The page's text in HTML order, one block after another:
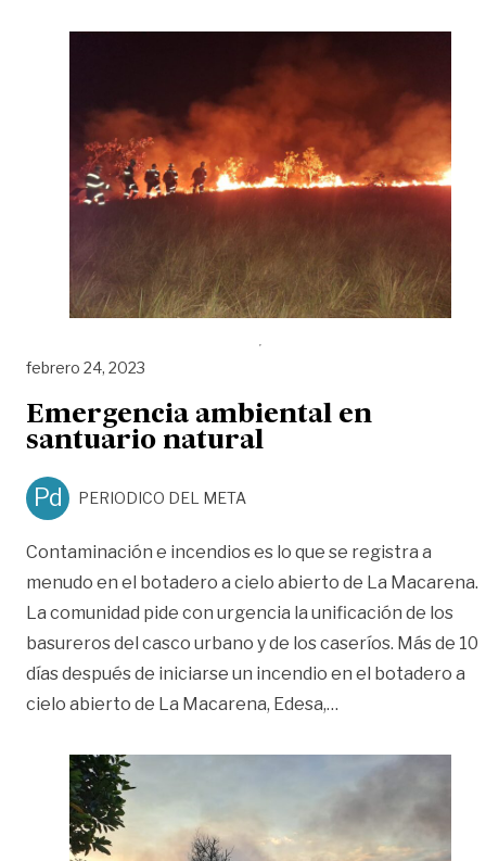
febrero 24, 2023
Emergencia ambiental en
santuario natural
Pd PERIODICO DEL META
Contaminación e incendios es lo que se registra a
menudo en el botadero a cielo abierto de La Macarena.
La comunidad pide con urgencia la unificación de los
basureros del casco urbano y de los caseríos. Más de 10
días después de iniciarse un incendio en el botadero a
cielo abierto de La Macarena, Edesa,…